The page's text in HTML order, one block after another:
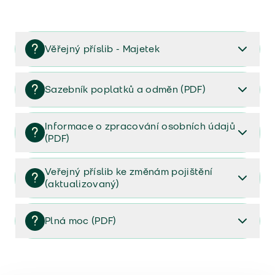
Věřejný příslib - Majetek
Věřejný příslib majetek 2023
Sazebník poplatků a odměn (PDF)
Sazebník poplatků a odměn (PDF)
Informace o zpracování osobních údajů
(PDF)
Informace o zpracování osobních údajů (PDF)
Veřejný příslib ke změnám pojištění
(aktualizovaný)
Veřejný příslib ke změnám pojištění (aktualizovaný)
Plná moc (PDF)